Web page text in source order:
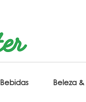
Bebidas Beleza